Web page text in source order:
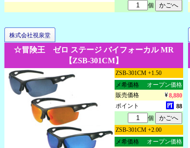
個
株式会社視泉堂
☆冒険王 ゼロ ステージ バイフォーカル MR
【ZSB-301CM】
ZSB-301CM +1.50
メ希価格
オープン価格
販売価格
8,880
ポイント
88
個
ZSB-301CM +2.00
メ希価格
オープン価格